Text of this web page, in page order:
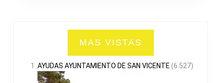
MAS VISTAS
AYUDAS AYUNTAMIENTO DE SAN VICENTE (6.527)